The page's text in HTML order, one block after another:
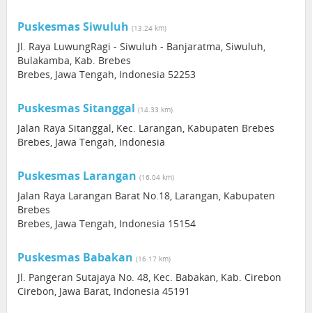
Puskesmas Siwuluh (13.24 km)
Jl. Raya LuwungRagi - Siwuluh - Banjaratma, Siwuluh,
Bulakamba, Kab. Brebes
Brebes, Jawa Tengah, Indonesia 52253
Puskesmas Sitanggal (14.33 km)
Jalan Raya Sitanggal, Kec. Larangan, Kabupaten Brebes
Brebes, Jawa Tengah, Indonesia
Puskesmas Larangan (16.04 km)
Jalan Raya Larangan Barat No.18, Larangan, Kabupaten
Brebes
Brebes, Jawa Tengah, Indonesia 15154
Puskesmas Babakan (16.17 km)
Jl. Pangeran Sutajaya No. 48, Kec. Babakan, Kab. Cirebon
Cirebon, Jawa Barat, Indonesia 45191